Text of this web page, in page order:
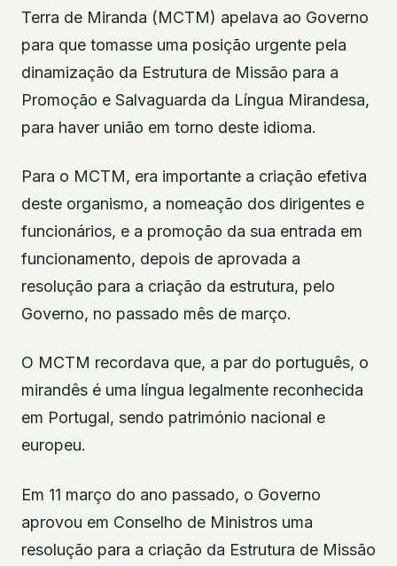
Terra de Miranda (MCTM) apelava ao Governo
para que tomasse uma posição urgente pela
dinamização da Estrutura de Missão para a
Promoção e Salvaguarda da Língua Mirandesa,
para haver união em torno deste idioma.
Para o MCTM, era importante a criação efetiva
deste organismo, a nomeação dos dirigentes e
funcionários, e a promoção da sua entrada em
funcionamento, depois de aprovada a
resolução para a criação da estrutura, pelo
Governo, no passado mês de março.
O MCTM recordava que, a par do português, o
mirandês é uma língua legalmente reconhecida
em Portugal, sendo património nacional e
europeu.
Em 11 março do ano passado, o Governo
aprovou em Conselho de Ministros uma
resolução para a criação da Estrutura de Missão